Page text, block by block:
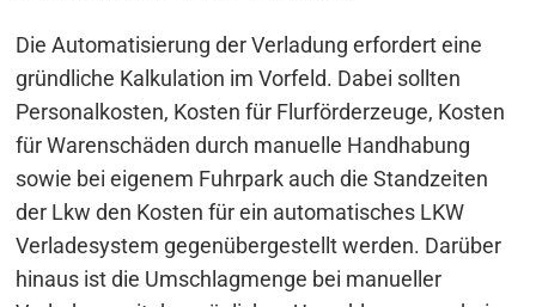
Die Automatisierung der Verladung erfordert eine
gründliche Kalkulation im Vorfeld. Dabei sollten
Personalkosten, Kosten für Flurförderzeuge, Kosten
für Warenschäden durch manuelle Handhabung
sowie bei eigenem Fuhrpark auch die Standzeiten
der Lkw den Kosten für ein automatisches LKW
Verladesystem gegenübergestellt werden. Darüber
hinaus ist die Umschlagmenge bei manueller
Beitragsnavigation